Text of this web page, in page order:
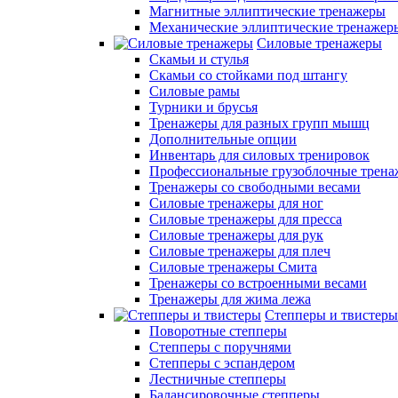
Магнитные эллиптические тренажеры
Механические эллиптические
Силовые тренажеры
Скамьи и стулья
Скамьи со стойками под штангу
Силовые рамы
Турники и брусья
Тренажеры для разных групп мышц
Дополнительные опции
Инвентарь для силовых тренировок
Профессиональные грузоблочные
Тренажеры со свободными весами
Силовые тренажеры для ног
Силовые тренажеры для пресса
Силовые тренажеры для рук
Силовые тренажеры для плеч
Силовые тренажеры Смита
Тренажеры со встроенными весами
Тренажеры для жима лежа
Степперы и твистеры
Поворотные степперы
Степперы с поручнями
Степперы с эспандером
Лестничные степперы
Балансировочные степперы